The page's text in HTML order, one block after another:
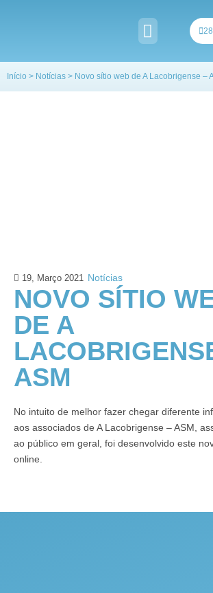
Início > Notícias > Novo sítio web de A Lacobrigense –
19, Março 2021 Notícias
NOVO SÍTIO
DE A
ASM
No intuito de melhor fazer chegar diferente
aos associados de A Lacobrigense – ASM,
ao público em geral, foi desenvolvido este
online.